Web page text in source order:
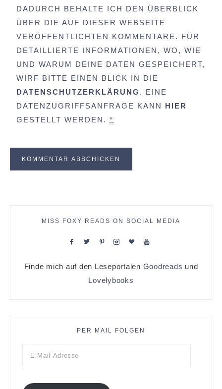
DADURCH BEHALTE ICH DEN ÜBERBLICK
ÜBER DIE AUF DIESER WEBSEITE
VERÖFFENTLICHTEN KOMMENTARE. FÜR
DETAILLIERTE INFORMATIONEN, WO, WIE
UND WARUM DEINE DATEN GESPEICHERT,
WIRF BITTE EINEN BLICK IN DIE
DATENSCHUTZERKLÄRUNG . EINE
DATENZUGRIFFSANFRAGE KANN HIER
GESTELLT WERDEN. *
MISS FOXY READS ON SOCIAL MEDIA
Finde mich auf den Leseportalen Goodreads und
Lovelybooks
PER MAIL FOLGEN